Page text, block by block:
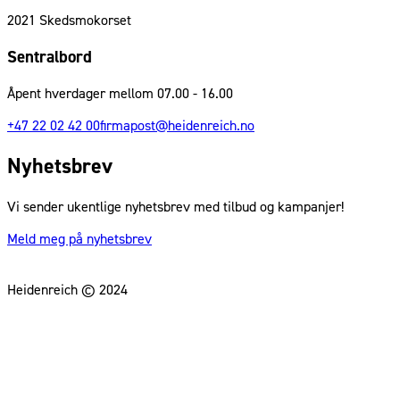
2021 Skedsmokorset
Sentralbord
Åpent hverdager mellom 07.00 - 16.00
+47 22 02 42 00firmapost@heidenreich.no
Nyhetsbrev
Vi sender ukentlige nyhetsbrev med tilbud og kampanjer!
Meld meg på nyhetsbrev
Heidenreich © 2024